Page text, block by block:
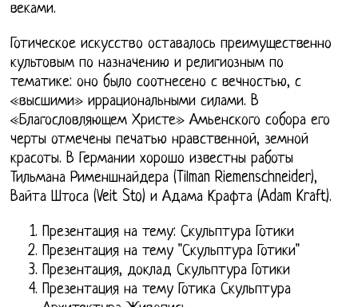
веками.
Готическое искусство оставалось преимущественно
культовым по назначению и религиозным по
тематике: оно было соотнесено с вечностью, с
«высшими» иррациональными силами. В
«Благословляющем Христе» Амьенского собора его
черты отмечены печатью нравственной, земной
красоты. В Германии хорошо известны работы
Тильмана Рименшнайдера (Tilman Riemenschneider),
Вайта Штоса (Veit Sto) и Адама Крафта (Adam Kraft).
Презентация на тему: Скульптура Готики
Презентация на тему "Скульптура Готики"
Презентация, доклад Скульптура Готики
Презентация на тему Готика Скульптура